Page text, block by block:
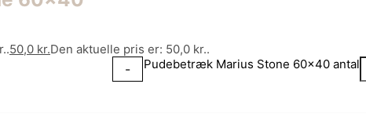
50,0 kr.Den aktuelle pris er: 50,0 kr..
- Pudebetræk Marius Stone 60x40 antal